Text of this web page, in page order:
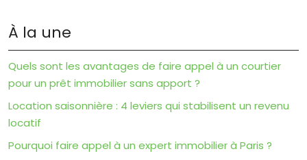
À la une
Quels sont les avantages de faire appel à un courtier
pour un prêt immobilier sans apport ?
Location saisonnière : 4 leviers qui stabilisent un revenu
locatif
Pourquoi faire appel à un expert immobilier à Paris ?